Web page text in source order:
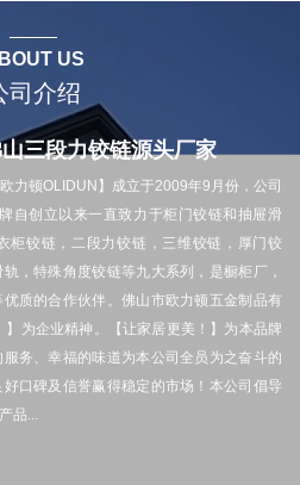
US
司介绍
三段力铰链源头厂家
力顿OLIDUN】成立于2009年9月份，公司
自创立以来一直致力于柜门铰链和抽屉滑
柜铰链，二段力铰链，三维铰链，厚门铰
，特殊角度铰链等九大系列，是橱柜厂，
质的合作伙伴。佛山市欧力顿五金制品有
为企业精神。【让家居更美！】为本品牌
务、幸福的味道为本公司全员为之奋斗的
口碑及信誉赢得稳定的市场！本公司倡导
品...